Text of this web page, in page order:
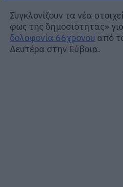
Συγκλονίζουν τα νέα
φως της δημοσιότητας»
δολοφονία 66χρονου από
Δευτέρα στην Εύβοια.